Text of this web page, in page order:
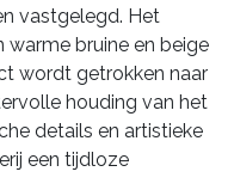
vastgelegd. Het
bruine en beige
wordt getrokken naar
houding van het
details en artistieke
een tijdloze